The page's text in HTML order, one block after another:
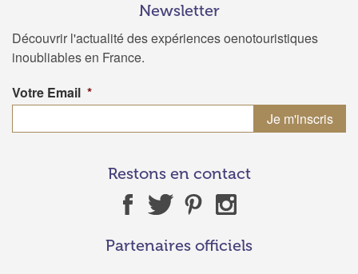
Newsletter
Découvrir l'actualité des expériences oenotouristiques
inoubliables en France.
Votre Email *
Restons en contact
Partenaires officiels